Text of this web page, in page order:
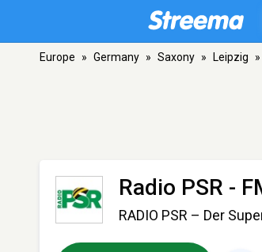
Europe » Germany » Saxony » Leipzig »
Radio PSR -
RADIO PSR – Der